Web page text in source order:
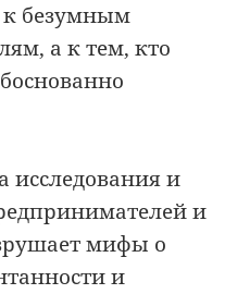
к безумным
а к тем, кто
исследования и
и
мифы о
и